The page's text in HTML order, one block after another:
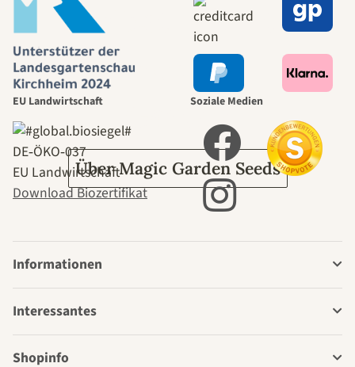
selbst führt
durch den
Garten
Über Magic Garden Seeds
EU Landwirtschaft
DE‑ÖKO‑037
EU Landwirtschaft
Download Biozertifikat
Soziale Medien
Informationen
Interessantes
Shopinfo